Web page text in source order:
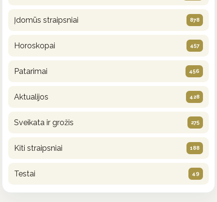
Įdomūs straipsniai 878
Horoskopai 457
Patarimai 456
Aktualijos 428
Sveikata ir grožis 275
Kiti straipsniai 188
Testai 49